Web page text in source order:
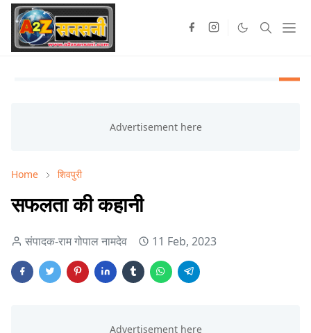
Home शिवपुरी
सफलता की कहानी
संपादक-राम गोपाल नामदेव 11 Feb, 2023